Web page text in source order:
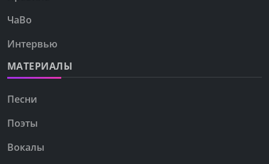
ЧаВо
Интервью
МАТЕРИАЛЫ
Песни
Поэты
Вокалы